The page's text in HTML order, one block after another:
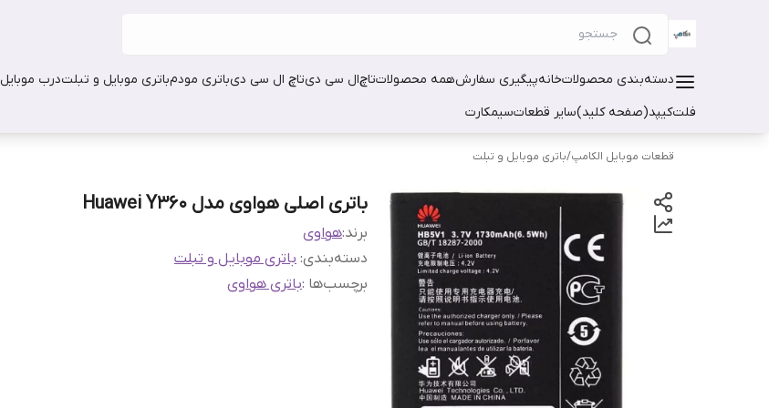
دسته‌بندی محصولاتخانهپیگیری سفارشهمه محصولاتتاچال سی دیتاچ ال سی دیباتری مودمباتری موبایل و تبلتدرب موبایل
فلتکیپد(صفحه کلید)سایر قطعاتسیمکارت
قطعات موبایل الکامپ/باتری موبایل و تبلت
باتری اصلی هواوی مدل Huawei Y360
برند:هواوی
دسته‌بندی: باتری موبایل و تبلت
برچسب‌ها :باتری هواوی